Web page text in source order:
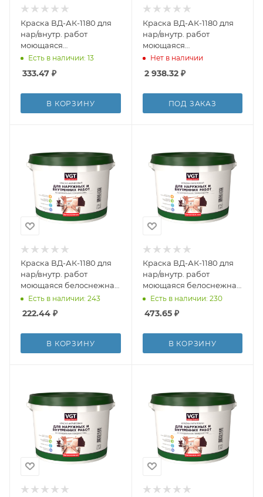
Краска ВД-АК-1180 для
нар/внутр. работ
моющаяся
Есть в наличии: 13
333.47 ₽
В КОРЗИНУ
Краска ВД-АК-1180 для
нар/внутр. работ
моющаяся
"SUPERWHITE" ВГТ 15кг
Нет в наличии
2 938.32₽
ПОД ЗАКАЗ
Краска ВД-АК-1180 для
нар/внутр. работ
моющаяся белоснежная
ВГТ 1,5кг
Есть в наличии: 243
222.44 ₽
В КОРЗИНУ
Краска ВД-АК-1180 для
нар/внутр. работ
моющаяся белоснежная
ВГТ 3кг
Есть в наличии: 230
473.65₽
В КОРЗИНУ